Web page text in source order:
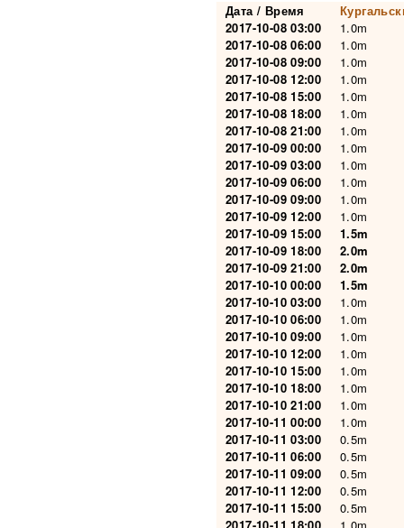
Дата / Время
2017-10-08 03:00
2017-10-08 06:00
2017-10-08 09:00
2017-10-08 12:00
2017-10-08 15:00
2017-10-08 18:00
2017-10-08 21:00
2017-10-09 00:00
2017-10-09 03:00
2017-10-09 06:00
2017-10-09 09:00
2017-10-09 12:00
2017-10-09 15:00
2017-10-09 18:00
2017-10-09 21:00
2017-10-10 00:00
2017-10-10 03:00
2017-10-10 06:00
2017-10-10 09:00
2017-10-10 12:00
2017-10-10 15:00
2017-10-10 18:00
2017-10-10 21:00
2017-10-11 00:00
2017-10-11 03:00
2017-10-11 06:00
2017-10-11 09:00
2017-10-11 12:00
2017-10-11 15:00
1.0m
1.0m
1.0m
1.0m
1.0m
1.0m
1.0m
1.0m
1.0m
1.0m
1.0m
1.0m
1.5m
2.0m
2.0m
1.5m
1.0m
1.0m
1.0m
1.0m
1.0m
1.0m
1.0m
1.0m
0.5m
0.5m
0.5m
0.5m
0.5m